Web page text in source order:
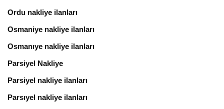
Ordu nakliye ilanları
Osmaniye nakliye ilanları
Osmanıye nakliye ilanları
Parsiyel Nakliye
Parsiyel nakliye ilanları
Parsıyel nakliye ilanları